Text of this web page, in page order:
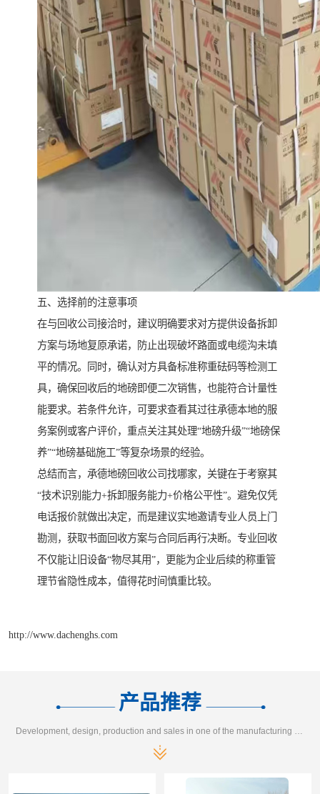
五、选择前的注意事项
在与回收公司接洽时，建议明确要求对方提供设备拆卸
方案与场地复原承诺，防止出现破坏路面或电缆沟未填
平的情况。同时，确认对方具备标准称重砝码等检测工
具，确保回收后的地磅即便二次销售，也能符合计量性
能要求。若条件允许，可要求查看其过往承德本地的服
务案例或客户评价，重点关注其处理“地磅升级”“地磅保
养”“地磅基础施工”等复杂场景的经验。
总结而言，承德地磅回收公司找哪家，关键在于考察其
“技术识别能力+拆卸服务能力+价格公平性”。避免仅凭
电话报价就做出决定，而是建议实地邀请专业人员上门
勘测，获取书面回收方案与合同后再行决断。专业回收
不仅能让旧设备“物尽其用”，更能为企业后续的称重管
理节省隐性成本，值得花时间慎重比较。
http://www.dachenghs.com
产品推荐